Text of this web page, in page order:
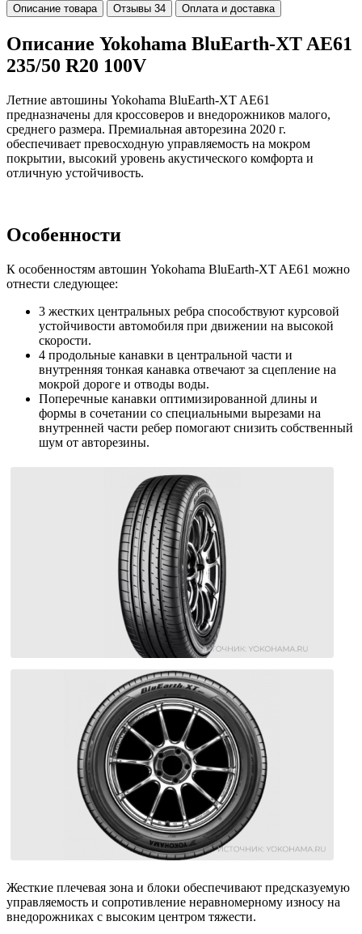
Описание товара Отзывы 34 Оплата и доставка
Описание Yokohama BluEarth-XT AE61
235/50 R20 100V
Летние автошины Yokohama BluEarth-XT AE61
предназначены для кроссоверов и внедорожников малого,
среднего размера. Премиальная авторезина 2020 г.
обеспечивает превосходную управляемость на мокром
покрытии, высокий уровень акустического комфорта и
отличную устойчивость.
Особенности
К особенностям автошин Yokohama BluEarth-XT AE61 можно
отнести следующее:
3 жестких центральных ребра способствуют курсовой
устойчивости автомобиля при движении на высокой
скорости.
4 продольные канавки в центральной части и
внутренняя тонкая канавка отвечают за сцепление на
мокрой дороге и отводы воды.
Поперечные канавки оптимизированной длины и
формы в сочетании со специальными вырезами на
внутренней части ребер помогают снизить собственный
шум от авторезины.
Жесткие плечевая зона и блоки обеспечивают предсказуемую
управляемость и сопротивление неравномерному износу на
внедорожниках с высоким центром тяжести.